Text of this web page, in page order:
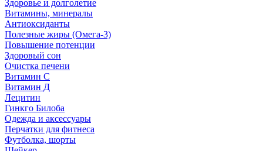
Здоровье и долголетие
Витамины, минералы
Антиоксиданты
Полезные жиры (Омега-3)
Повышение потенции
Здоровый сон
Очистка печени
Витамин С
Витамин Д
Лецитин
Гинкго Билоба
Одежда и аксессуары
Перчатки для фитнеса
Футболка, шорты